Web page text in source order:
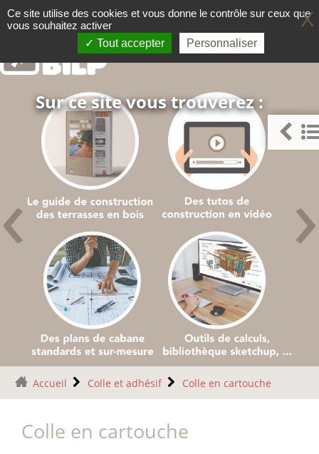
Le guide pour faire comme un
TERRASSE BOIS
Sur ce site vous trouverez :
‹ ›
Accueil Colle et adhésif Colle en cartouche
Colle en cartouche
Panneau de gestion des cookies
Ce site utilise des cookies et vous donne le contrôle sur ceux que
vous souhaitez activer
Tout accepter
Personnaliser
X